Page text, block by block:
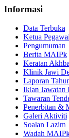
Informasi
Data Terbuka
Ketua
Pengumuman
Berita MAIPk
Keratan
Klinik Jawi
Laporan
Iklan Jawatan
Tawaran
Penerbitan &
Galeri Aktiviti
Soalan Lazim
Wadah